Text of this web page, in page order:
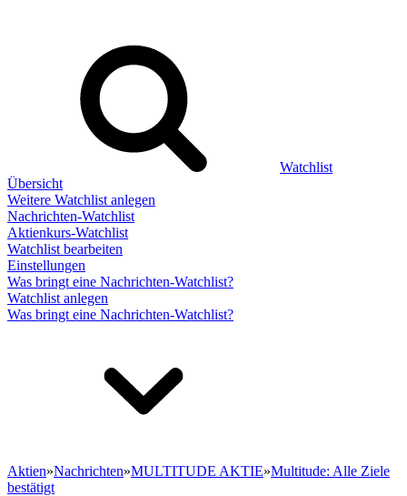
Watchlist
Übersicht
Weitere Watchlist anlegen
Nachrichten-Watchlist
Aktienkurs-Watchlist
Watchlist bearbeiten
Einstellungen
Was bringt eine Nachrichten-Watchlist?
Watchlist anlegen
Was bringt eine Nachrichten-Watchlist?
Aktien»Nachrichten»MULTITUDE AKTIE»Multitude: Alle Ziele
bestätigt